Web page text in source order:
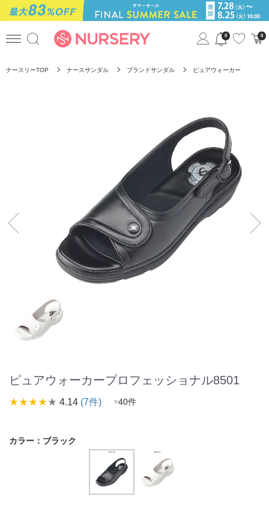
0 0
ナースリーTOP ナースサンダル ブランドサンダル ピュアウォーカー
ピュアウォーカープロフェッショナル8501
star_ratestar_ratestar_ratestar_ratestar_rate 4.14 (7件) ♥40件
カラー： ブラック